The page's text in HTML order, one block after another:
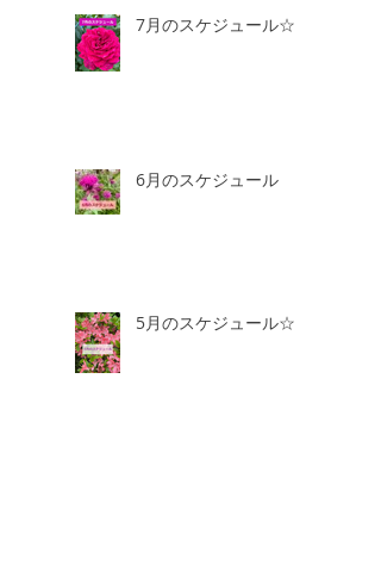
7月のスケジュール☆
6月のスケジュール
5月のスケジュール☆